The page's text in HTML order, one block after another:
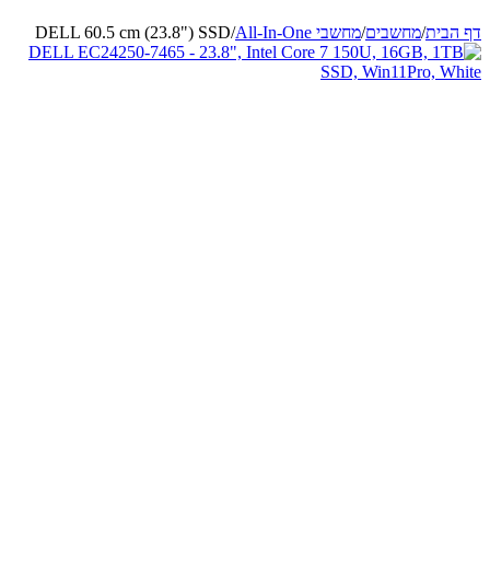
דף הבית/מחשבים/מחשבי All-In-One /
DELL 60.5 cm (23.8") SSD